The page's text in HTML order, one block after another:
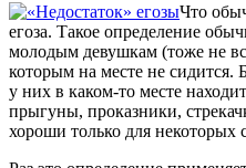
Что
егоза. Такое определение
молодым девушкам (тоже не
которым на месте не сидится.
у них в каком-то месте
прыгуны, проказники,
хороши только для некоторых